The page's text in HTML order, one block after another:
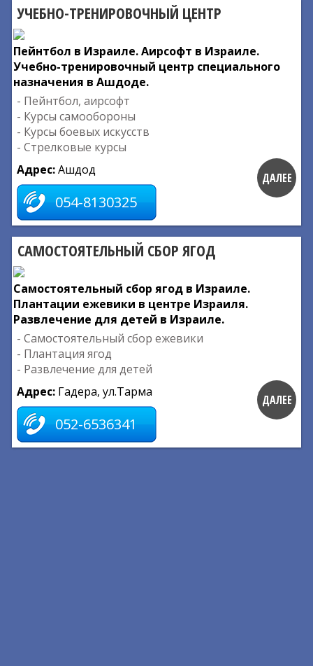
УЧЕБНО-ТРЕНИРОВОЧНЫЙ ЦЕНТР
Пейнтбол в Израиле. Аирсофт в Израиле.
Учебно-тренировочный центр специального
назначения в Ашдоде.
- Пейнтбол, аирсофт
- Курсы самообороны
- Курсы боевых искусств
- Стрелковые курсы
Адрес:Ашдод
054-8130325
ДАЛЕЕ
САМОСТОЯТЕЛЬНЫЙ СБОР ЯГОД
Самостоятельный сбор ягод в Израиле.
Плантации ежевики в центре Израиля.
Развлечение для детей в Израиле.
- Самостоятельный сбор ежевики
- Плантация ягод
- Развлечение для детей
Адрес: Гадера, ул.Тарма
052-6536341
ДАЛЕЕ